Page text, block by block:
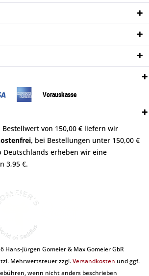
Vorauskasse
Bestellwert von 150,00 € liefern wir
bei Bestellungen unter 150,00 €
Deutschlands erheben wir eine
3,95 €.
Hans-Jürgen Gomeier & Max Gomeier GbR
Mehrwertsteuer zzgl.Versandkosten und ggf.
wenn nicht anders beschrieben